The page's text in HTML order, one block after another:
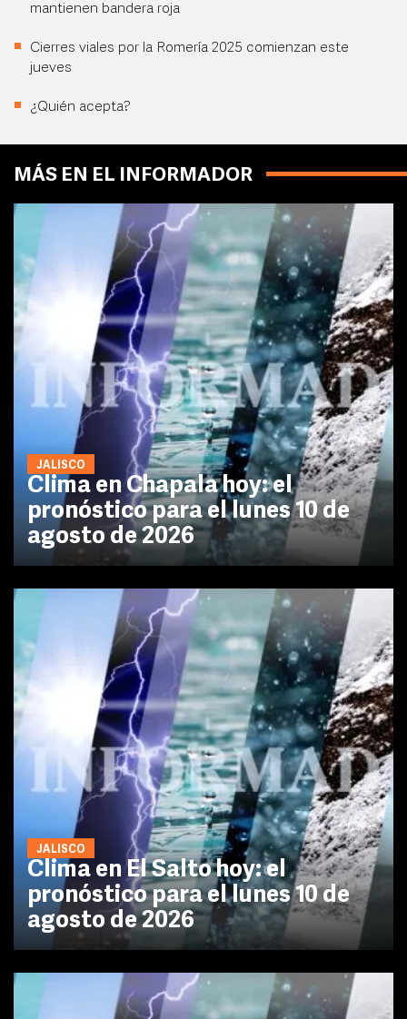
mantienen bandera roja
Cierres viales por la Romería 2025 comienzan este
jueves
¿Quién acepta?
MÁS EN EL INFORMADOR
JALISCO
Clima en Chapala hoy: el
pronóstico para el lunes 10 de
agosto de 2026
JALISCO
Clima en El Salto hoy: el
pronóstico para el lunes 10 de
agosto de 2026